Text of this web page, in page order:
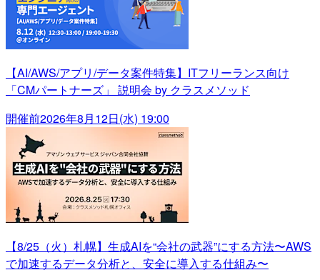
【AI/AWS/アプリ/データ案件特集】ITフリーランス向け
「CMパートナーズ」 説明会 by クラスメソッド
開催前2026年8月12日(水) 19:00
【8/25（火）札幌】生成AIを“会社の武器”にする方法〜AWS
で加速するデータ分析と、安全に導入する仕組み〜